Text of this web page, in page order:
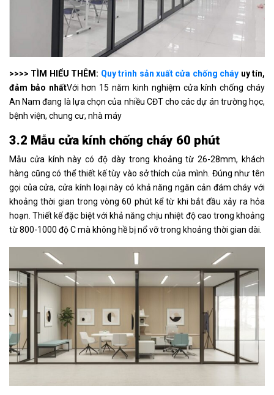
>>>> TÌM HIỂU THÊM: Quy trình sản xuất cửa chống cháy uy tín,
đảm bảo nhấtVới hơn 15 năm kinh nghiệm cửa kính chống cháy
An Nam đang là lựa chọn của nhiều CĐT cho các dự án trường học,
bệnh viện, chung cư, nhà máy
3.2 Mẫu cửa kính chống cháy 60 phút
Mẫu cửa kính này có độ dày trong khoảng từ 26-28mm, khách
hàng cũng có thể thiết kế tùy vào sở thích của mình. Đúng như tên
gọi của cửa, cửa kính loại này có khả năng ngăn cản đám cháy với
khoảng thời gian trong vòng 60 phút kể từ khi bắt đầu xảy ra hỏa
hoạn. Thiết kế đặc biệt với khả năng chịu nhiệt độ cao trong khoảng
từ 800-1000 độ C mà không hề bị nổ vỡ trong khoảng thời gian dài.